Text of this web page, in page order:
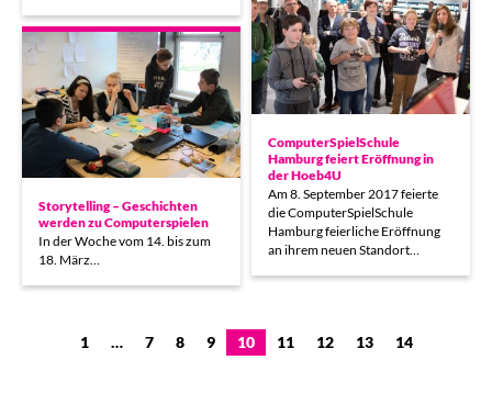
ComputerSpielSchule
Hamburg feiert Eröffnung in
der Hoeb4U
Am 8. September 2017 feierte
die ComputerSpielSchule
Hamburg feierliche Eröffnung
an ihrem neuen Standort…
Storytelling – Geschichten
werden zu Computerspielen
In der Woche vom 14. bis zum
18. März…
1 … 7 8 9 10 11 12 13 14